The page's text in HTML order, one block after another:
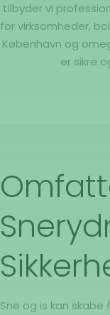
tilbyder vi
for virksomheder,
København og
er sikre
Sne og is kan